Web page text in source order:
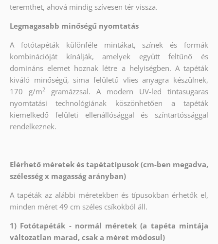
teremthet, ahová mindig szívesen tér vissza.
Legmagasabb minőségű nyomtatás
A fotótapéták különféle mintákat, színek és formák
kombinációját kínálják, amelyek együtt feltűnő és
domináns elemet hoznak létre a helyiségben. A tapéták
kiváló minőségű, sima felületű vlies anyagra készülnek,
170 g/m2
gramázzsal. A modern UV-led tintasugaras
nyomtatási technológiának köszönhetően a tapéták
kiemelkedő felületi ellenállósággal és színtartóssággal
rendelkeznek.
Elérhető méretek és tapétatípusok (cm-ben megadva,
szélesség x magasság arányban)
A tapéták az alábbi méretekben és típusokban érhetők el,
minden méret 49 cm széles csíkokból áll.
1) Fotótapéták - normál méretek (a tapéta mintája
változatlan marad, csak a méret módosul)